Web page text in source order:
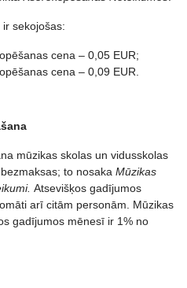
sekojošas:
cena – 0,05 EUR;
cena – 0,09 EUR.
mūzikas skolas un vidusskolas
to nosaka Mūzikas
Atsevišķos gadījumos
arī citām personām. Mūzikas
gadījumos mēnesī ir 1% no